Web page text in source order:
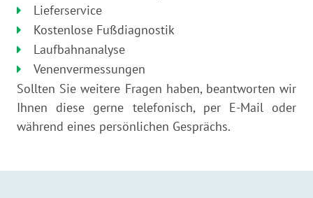
Lieferservice
Kostenlose Fußdiagnostik
Laufbahnanalyse
Venenvermessungen
Sollten Sie weitere Fragen haben, beantworten wir
Ihnen diese gerne telefonisch, per E-Mail oder
während eines persönlichen Gesprächs.